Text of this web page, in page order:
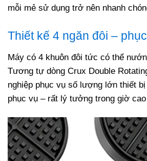
mỗi mẻ sử dụng trở nên nhanh
Thiết kế 4 ngăn đôi –
Máy có 4 khuôn đôi tức có thể
Tương tự dòng Crux Double
nghiệp phục vụ số lượng lớn thiết
phục vụ – rất lý tưởng trong giờ